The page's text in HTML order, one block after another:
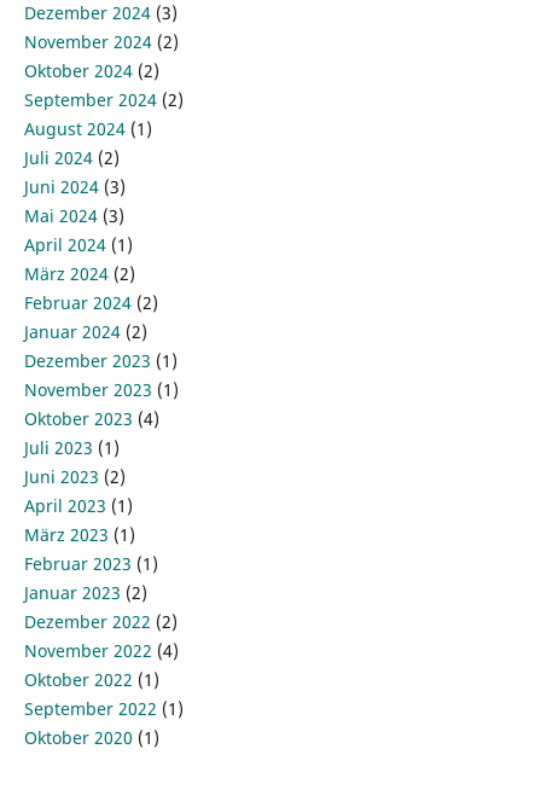
Dezember 2024 (3)
November 2024 (2)
Oktober 2024 (2)
September 2024 (2)
August 2024 (1)
Juli 2024 (2)
Juni 2024 (3)
Mai 2024 (3)
April 2024 (1)
März 2024 (2)
Februar 2024 (2)
Januar 2024 (2)
Dezember 2023 (1)
November 2023 (1)
Oktober 2023 (4)
Juli 2023 (1)
Juni 2023 (2)
April 2023 (1)
März 2023 (1)
Februar 2023 (1)
Januar 2023 (2)
Dezember 2022 (2)
November 2022 (4)
Oktober 2022 (1)
September 2022 (1)
Oktober 2020 (1)